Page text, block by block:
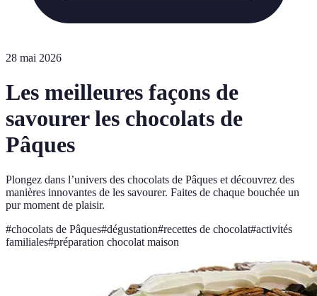
28 mai 2026
Les meilleures façons de
savourer les chocolats de
Pâques
Plongez dans l’univers des chocolats de Pâques et découvrez des
manières innovantes de les savourer. Faites de chaque bouchée un
pur moment de plaisir.
#chocolats de Pâques#dégustation#recettes de chocolat#activités
familiales#préparation chocolat maison